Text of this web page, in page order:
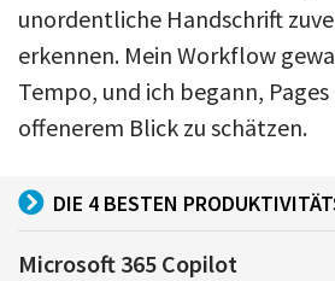
unordentliche Handschrift
erkennen. Mein Workflow
Tempo, und ich begann,
offenerem Blick zu schätzen.
DIE 4 BESTEN
Microsoft 365 Copilot